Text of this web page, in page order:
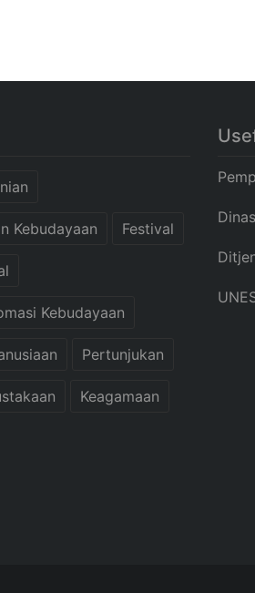
Kebudayaan Festival
Kebudayaan
Pertunjukan
Keagamaan